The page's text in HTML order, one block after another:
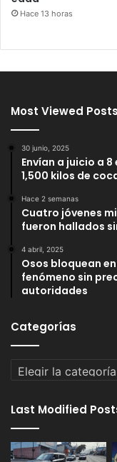
Hace 13 horas
Most Viewed Posts
30 junio, 2025
Envían a juicio a
1,500 kilos de
Hace 2 semanas
Cuatro jóvenes
fueron hallados
4 abril, 2025
Osos bloquean
fenómeno sin
autoridades
Categorías
Categorías
Last Modified